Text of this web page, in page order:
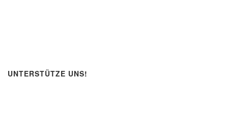
UNTERSTÜTZE UNS!